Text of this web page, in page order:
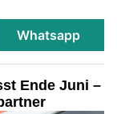
Whatsapp
Ende Juni –